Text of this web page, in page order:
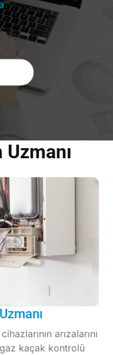
arızalarını
kaçak kontrolü